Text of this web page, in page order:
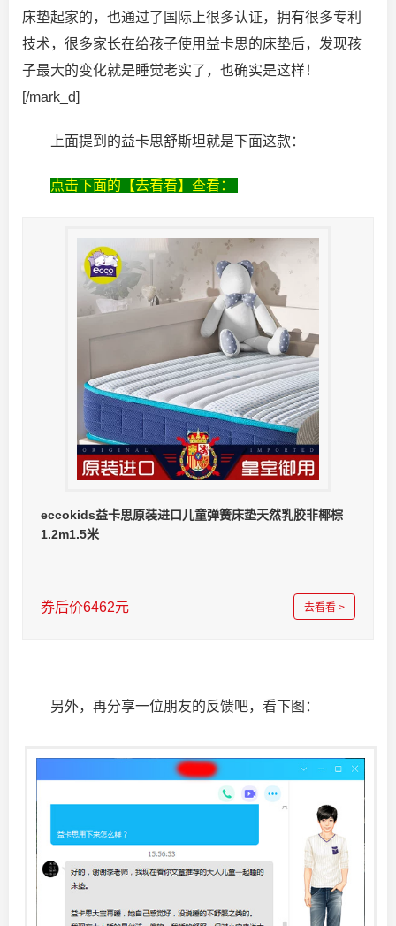
床垫起家的，也通过了国际上很多认证，拥有很多专利
技术，很多家长在给孩子使用益卡思的床垫后，发现孩
子最大的变化就是睡觉老实了，也确实是这样！
[/mark_d]
上面提到的益卡思舒斯坦就是下面这款：
点击下面的【去看看】查看：
eccokids益卡思原装进口儿童弹簧床垫天然乳胶非椰棕
1.2m1.5米
券后价6462元 去看看 >
另外，再分享一位朋友的反馈吧，看下图：